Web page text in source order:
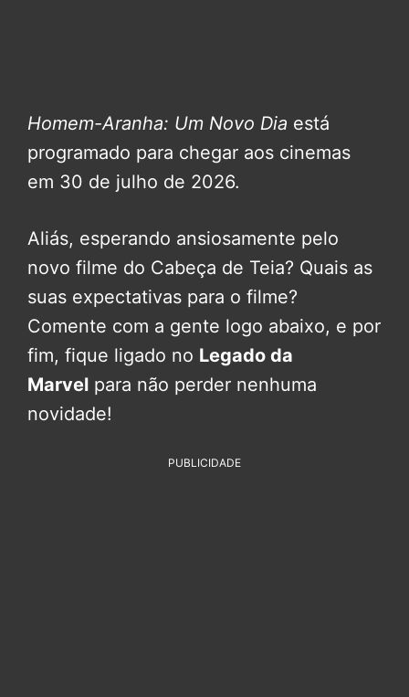
Homem-Aranha: Um Novo Dia está
programado para chegar aos cinemas
em 30 de julho de 2026.
Aliás, esperando ansiosamente pelo
novo filme do Cabeça de Teia? Quais as
suas expectativas para o filme?
Comente com a gente logo abaixo, e por
fim, fique ligado no Legado da
Marvel para não perder nenhuma
novidade!
PUBLICIDADE